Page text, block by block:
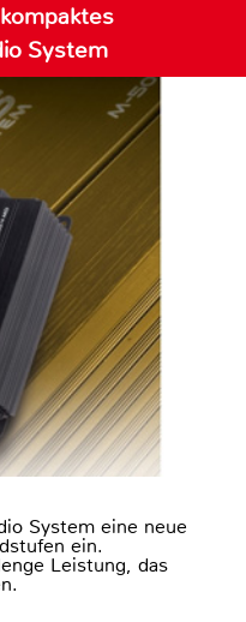
System
System eine neue
ein.
Leistung, das